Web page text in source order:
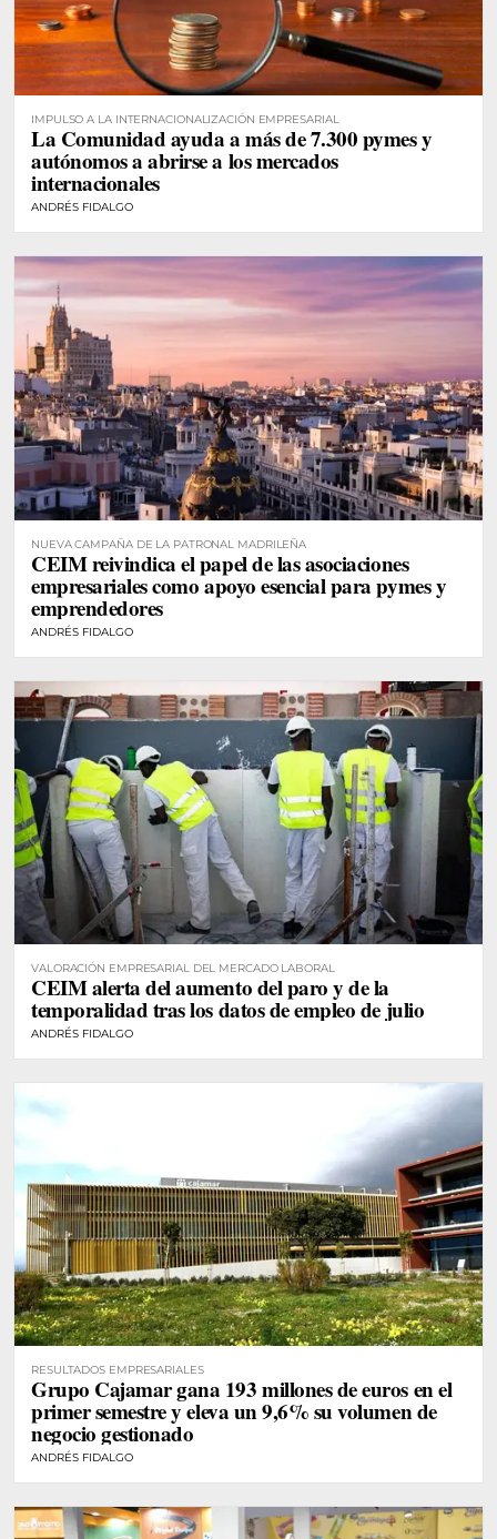
IMPULSO A LA INTERNACIONALIZACIÓN EMPRESARIAL
La Comunidad ayuda a más de 7.300 pymes y
autónomos a abrirse a los mercados
internacionales
ANDRÉS FIDALGO
NUEVA CAMPAÑA DE LA PATRONAL MADRILEÑA
CEIM reivindica el papel de las asociaciones
empresariales como apoyo esencial para pymes y
emprendedores
ANDRÉS FIDALGO
VALORACIÓN EMPRESARIAL DEL MERCADO LABORAL
CEIM alerta del aumento del paro y de la
temporalidad tras los datos de empleo de julio
ANDRÉS FIDALGO
RESULTADOS EMPRESARIALES
Grupo Cajamar gana 193 millones de euros en el
primer semestre y eleva un 9,6% su volumen de
negocio gestionado
ANDRÉS FIDALGO